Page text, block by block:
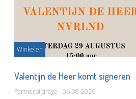
Winkelen
Valentijn de Heer komt signeren
Partnerbijdrage - 06-08-2026